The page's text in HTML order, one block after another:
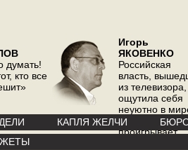
думать!
кто все
Игорь
ЯКОВЕНКО
Российская
власть,
из телевизора,
ощутила себя
неуютно в
где телевизор
проигрывает
КАПЛЯ ЖЕЛЧИ